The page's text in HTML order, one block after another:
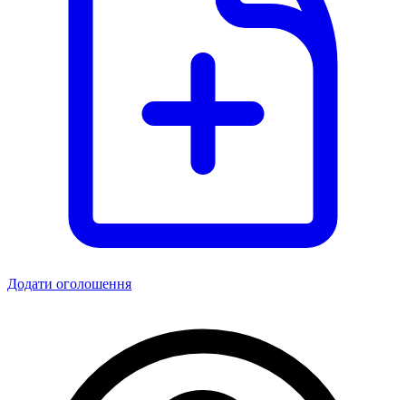
Додати оголошення